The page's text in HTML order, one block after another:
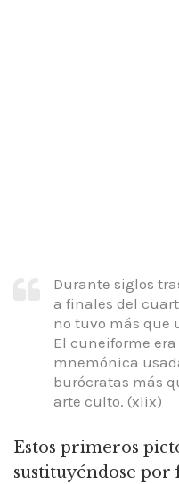
Durante siglos
a finales del
no tuvo más
El cuneiforme
mnemónica
burócratas más
arte culto. (xlix)
Estos primeros
sustituyéndose por